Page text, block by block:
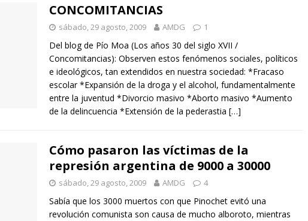
CONCOMITANCIAS
sábado, 29 agosto, 2009 AMDG 1
Del blog de Pío Moa (Los años 30 del siglo XVII /
Concomitancias): Observen estos fenómenos sociales, políticos
e ideológicos, tan extendidos en nuestra sociedad: *Fracaso
escolar *Expansión de la droga y el alcohol, fundamentalmente
entre la juventud *Divorcio masivo *Aborto masivo *Aumento
de la delincuencia *Extensión de la pederastia […]
Cómo pasaron las víctimas de la
represión argentina de 9000 a 30000
sábado, 29 agosto, 2009 AMDG 4
Sabía que los 3000 muertos con que Pinochet evitó una
revolución comunista son causa de mucho alboroto, mientras